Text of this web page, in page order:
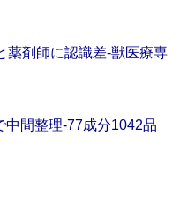
薬剤師に認識差‐獣医療専
中間整理‐77成分1042品